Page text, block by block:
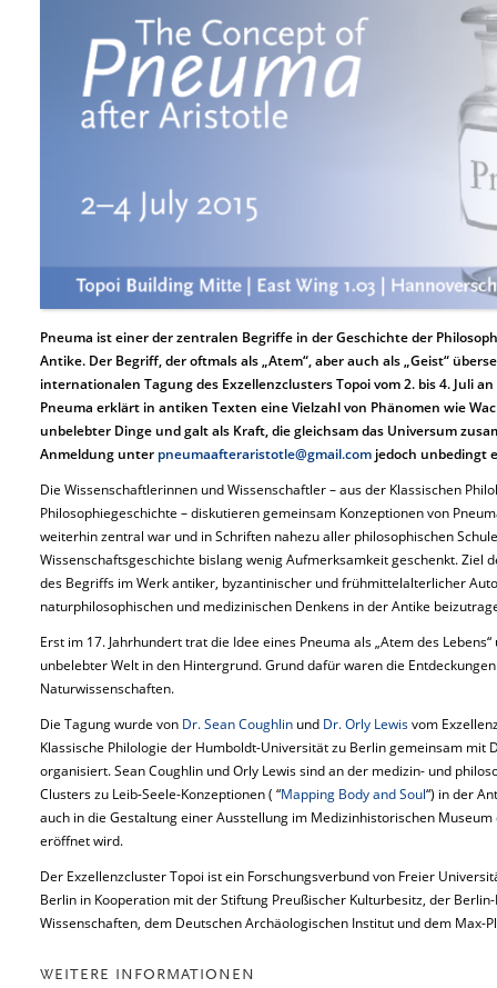
Pneuma ist einer der zentralen Begriffe in der Geschichte der
Antike. Der Begriff, der oftmals als „Atem“, aber auch als „Geist“
internationalen Tagung des Exzellenzclusters Topoi vom 2. bis 4. Juli
Pneuma erklärt in antiken Texten eine Vielzahl von Phänomen wie
unbelebter Dinge und galt als Kraft, die gleichsam das Universum
Anmeldung unter pneumaafteraristotle@gmail.com jedoch unbedingt
Die Wissenschaftlerinnen und Wissenschaftler – aus der Klassischen
Philosophiegeschichte – diskutieren gemeinsam Konzeptionen von
weiterhin zentral war und in Schriften nahezu aller philosophischen
Wissenschaftsgeschichte bislang wenig Aufmerksamkeit geschenkt. Ziel
des Begriffs im Werk antiker, byzantinischer und frühmittelalterlicher
naturphilosophischen und medizinischen Denkens in der Antike
Erst im 17. Jahrhundert trat die Idee eines Pneuma als „Atem des
unbelebter Welt in den Hintergrund. Grund dafür waren die
Naturwissenschaften.
Die Tagung wurde von Dr. Sean Coughlin und Dr. Orly Lewisvom
Klassische Philologie der Humboldt-Universität zu Berlin gemeinsam mit
organisiert. Sean Coughlin und Orly Lewis sind an der medizin- und
Clusters zu Leib-Seele-Konzeptionen ( “Mapping Body and Soul“) in der
auch in die Gestaltung einer Ausstellung im Medizinhistorischen
eröffnet wird.
Der Exzellenzcluster Topoi ist ein Forschungsverbund von Freier
Berlin in Kooperation mit der Stiftung Preußischer Kulturbesitz, der
Wissenschaften, dem Deutschen Archäologischen Institut und dem Max-
WEITERE INFORMATIONEN